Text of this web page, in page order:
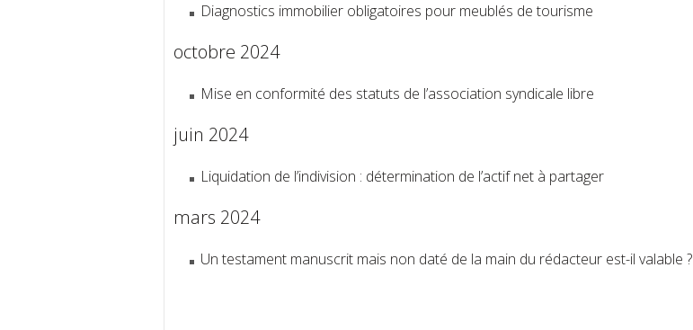
Diagnostics immobilier obligatoires pour meublés de tourisme
octobre 2024
Mise en conformité des statuts de l’association syndicale libre
juin 2024
Liquidation de l’indivision : détermination de l’actif net à partager
mars 2024
Un testament manuscrit mais non daté de la main du rédacteur est-il valable ?